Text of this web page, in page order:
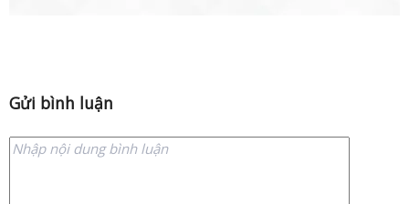
Gửi bình luận